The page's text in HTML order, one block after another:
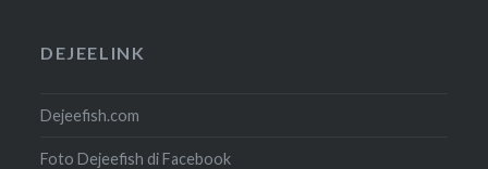
DEJEELINK
Dejeefish.com
Foto Dejeefish di Facebook